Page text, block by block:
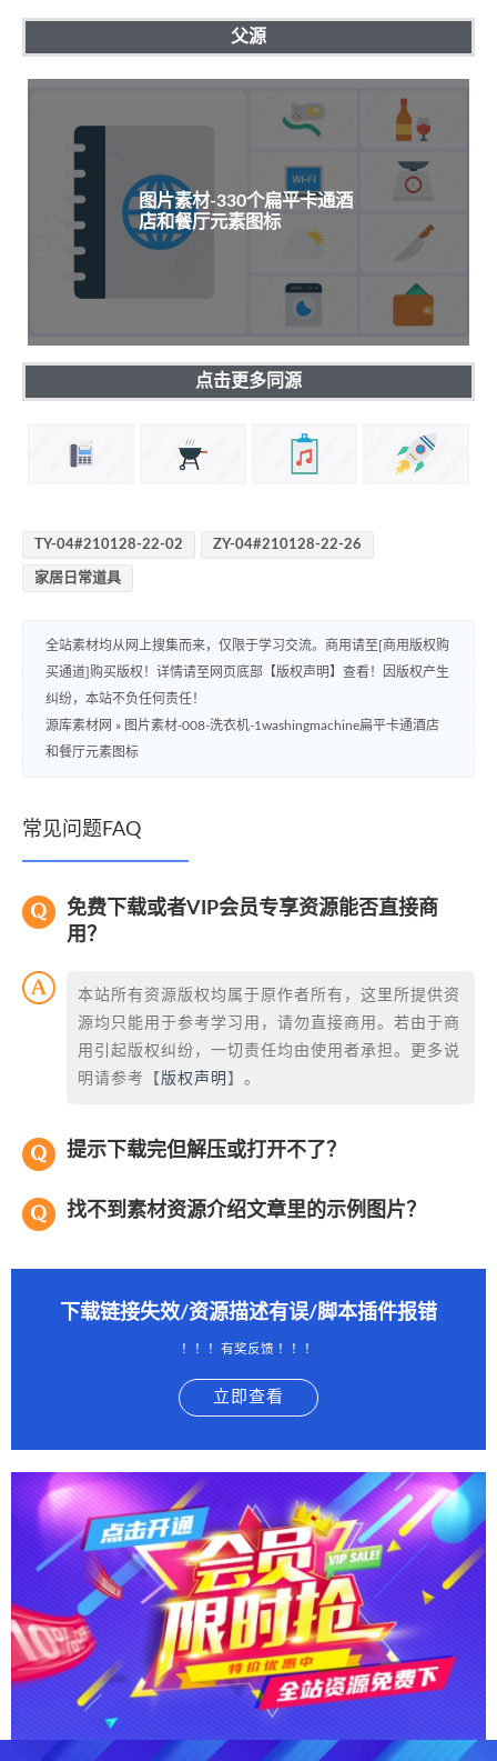
父源
图片素材-330个扁平卡通酒
店和餐厅元素图标
点击更多同源
TY-04#210128-22-02 ZY-04#210128-22-26
家居日常道具
全站素材均从网上搜集而来，仅限于学习交流。商用请至[商用版权购
买通道]购买版权！详情请至网页底部【版权声明】查看！因版权产生
纠纷，本站不负任何责任！
源库素材网 » 图片素材-008-洗衣机-1washingmachine扁平卡通酒店
和餐厅元素图标
常见问题FAQ
免费下载或者VIP会员专享资源能否直接商
用？
本站所有资源版权均属于原作者所有，这里所提供资
源均只能用于参考学习用，请勿直接商用。若由于商
用引起版权纠纷，一切责任均由使用者承担。更多说
明请参考【 版权声明 】。
提示下载完但解压或打开不了？
找不到素材资源介绍文章里的示例图片？
下载链接失效/资源描述有误/脚本插件报错
！！！有奖反馈 ！！！
立即查看